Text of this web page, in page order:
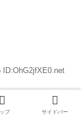
ID:OhG2jfXE0.net
プ サイドバー